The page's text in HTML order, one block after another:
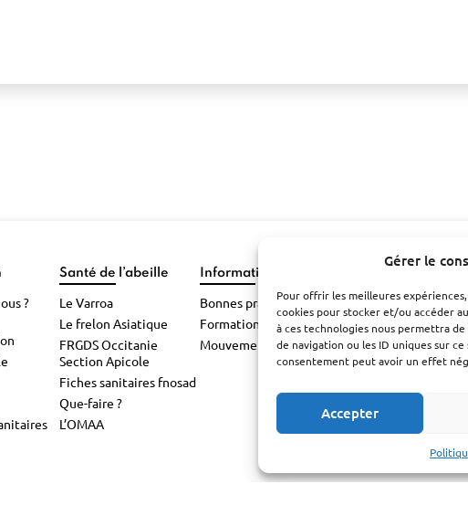
Gérer le
Pour offrir les meilleures
cookies pour stocker et/ou accéder
à ces technologies nous permettra
de navigation ou les ID uniques sur
consentement peut avoir un effet
Accepter
?
Santé de l’abeille
Le Varroa
Le frelon Asiatique
FRGDS Occitanie
Section Apicole
Fiches sanitaires fnosad
Que-faire ?
L’OMAA
Informations pratique
Bonnes pratiques
Formations
Mouvements d’abeilles
Bilan
Assemblée générale
Fiches conseils et
guides